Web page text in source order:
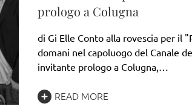
prologo a Colugna
di Gi Elle Conto alla rovescia per il
domani nel capoluogo del Canale
invitante prologo a Colugna,…
READ MORE